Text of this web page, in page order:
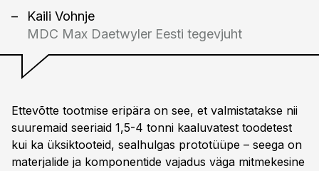
Kaili Vohnje
MDC Max Daetwyler Eesti tegevjuht
Ettevõtte tootmise eripära on see, et valmistatakse nii
suuremaid seeriaid 1,5-4 tonni kaaluvatest toodetest
kui ka üksiktooteid, sealhulgas prototüüpe – seega on
materjalide ja komponentide vajadus väga mitmekesine